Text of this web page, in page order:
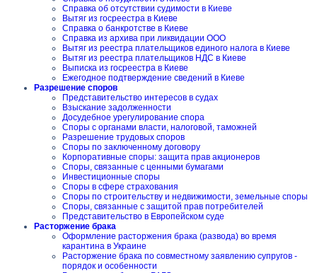
Справка об отсутствии судимости в Киеве
Вытяг из госреестра в Киеве
Справка о банкротстве в Киеве
Справка из архива при ликвидации ООО
Вытяг из реестра плательщиков единого налога в Киеве
Вытяг из реестра плательщиков НДС в Киеве
Выписка из госреестра в Киеве
Ежегодное подтверждение сведений в Киеве
Разрешение споров
Представительство интересов в судах
Взыскание задолженности
Досудебное урегулирование спора
Споры с органами власти, налоговой, таможней
Разрешение трудовых споров
Споры по заключенному договору
Корпоративные споры: защита прав акционеров
Споры, связанные с ценными бумагами
Инвестиционные споры
Споры в сфере страхования
Споры по строительству и недвижимости, земельные споры
Споры, связанные с защитой прав потребителей
Представительство в Европейском суде
Расторжение брака
Оформление расторжения брака (развода) во время
карантина в Украине
Расторжение брака по совместному заявлению супругов -
порядок и особенности